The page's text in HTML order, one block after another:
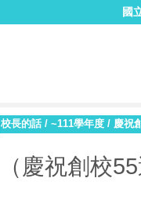
國
校長的話 / ~111學年度 / 慶祝
（慶祝創校